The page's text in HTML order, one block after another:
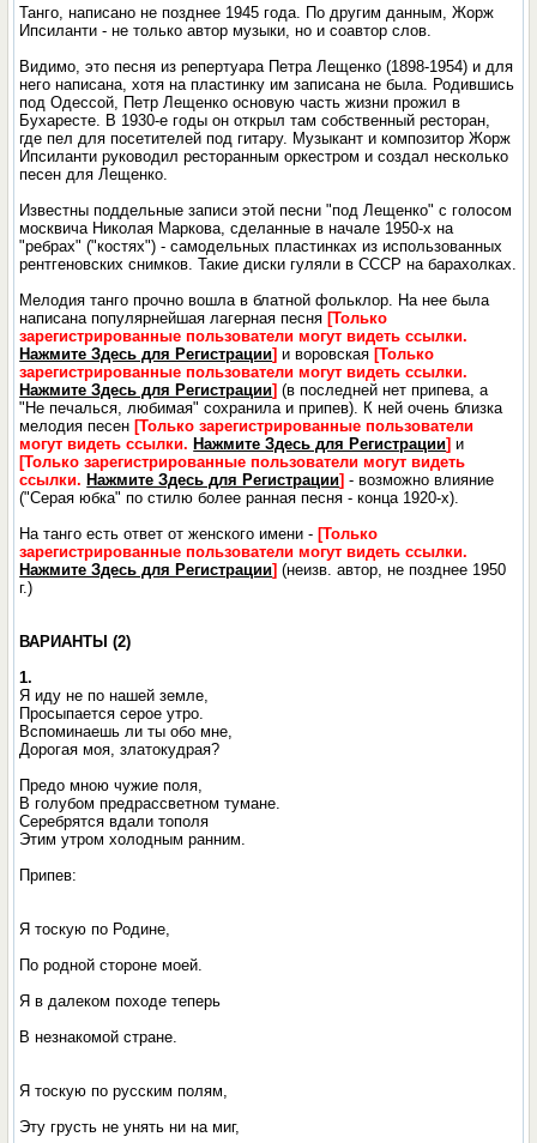
Танго, написано не позднее 1945 года. По другим данным, Жорж
Ипсиланти - не только автор музыки, но и соавтор слов.
Видимо, это песня из репертуара Петра Лещенко (1898-1954) и для
него написана, хотя на пластинку им записана не была. Родившись
под Одессой, Петр Лещенко основую часть жизни прожил в
Бухаресте. В 1930-е годы он открыл там собственный ресторан,
где пел для посетителей под гитару. Музыкант и композитор Жорж
Ипсиланти руководил ресторанным оркестром и создал несколько
песен для Лещенко.
Известны поддельные записи этой песни "под Лещенко" с голосом
москвича Николая Маркова, сделанные в начале 1950-х на
"ребрах" ("костях") - самодельных пластинках из использованных
рентгеновских снимков. Такие диски гуляли в СССР на барахолках.
Мелодия танго прочно вошла в блатной фольклор. На нее была
написана популярнейшая лагерная песня [Только
зарегистрированные пользователи могут видеть ссылки.
Нажмите Здесь для Регистрации] и воровская [Только
зарегистрированные пользователи могут видеть ссылки.
Нажмите Здесь для Регистрации] (в последней нет припева, а
"Не печалься, любимая" сохранила и припев). К ней очень близка
мелодия песен [Только зарегистрированные пользователи
могут видеть ссылки. Нажмите Здесь для Регистрации] и
[Только зарегистрированные пользователи могут видеть
ссылки. Нажмите Здесь для Регистрации] - возможно влияние
("Серая юбка" по стилю более ранная песня - конца 1920-х).
На танго есть ответ от женского имени - [Только
зарегистрированные пользователи могут видеть ссылки.
Нажмите Здесь для Регистрации] (неизв. автор, не позднее 1950
г.)
ВАРИАНТЫ (2)
1.
Я иду не по нашей земле,
Просыпается серое утро.
Вспоминаешь ли ты обо мне,
Дорогая моя, златокудрая?
Предо мною чужие поля,
В голубом предрассветном тумане.
Серебрятся вдали тополя
Этим утром холодным ранним.
Припев:
Я тоскую по Родине,
По родной стороне моей.
Я в далеком походе теперь
В незнакомой стране.
Я тоскую по русским полям,
Эту грусть не унять ни на миг,